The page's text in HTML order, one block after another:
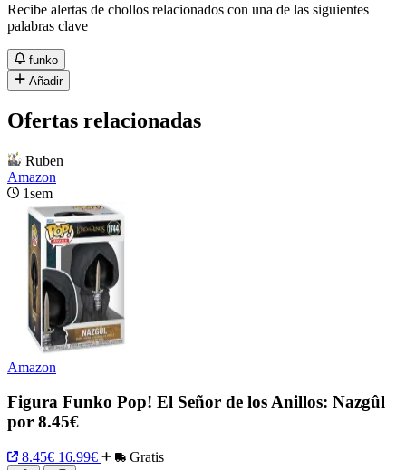
Recibe alertas de chollos relacionados con una de las siguientes
palabras clave
funko
Añadir
Ofertas relacionadas
Ruben
Amazon
1sem
Amazon
Figura Funko Pop! El Señor de los Anillos: Nazgûl
por 8.45€
8.45€ 16.99€ Gratis